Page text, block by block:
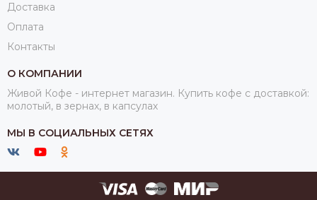
Доставка
Оплата
Контакты
О КОМПАНИИ
Живой Кофе - интернет магазин. Купить кофе с доставкой:
молотый, в зернах, в капсулах
МЫ В СОЦИАЛЬНЫХ СЕТЯХ